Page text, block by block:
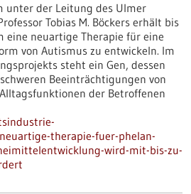
unter der Leitung des Ulmer
Tobias M. Böckers erhält bis
eine neuartige Therapie für eine
von Autismus zu entwickeln. Im
steht ein Gen, dessen
Beeinträchtigungen von
der Betroffenen
therapie-fuer-phelan-
wird-mit-bis-zu-